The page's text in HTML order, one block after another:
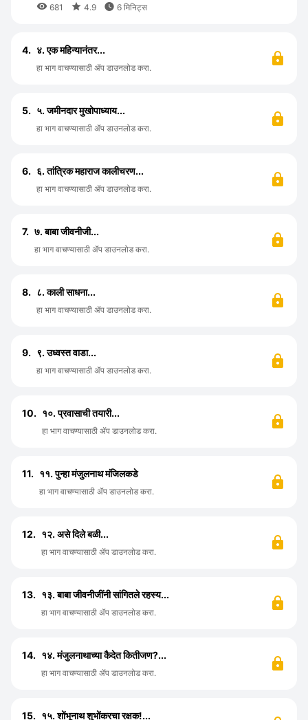
 681  4.9  6 मिनिट्स
4. ४. एक महिन्यानंतर...
हा भाग वाचण्यासाठी ॲप डाउनलोड करा.
5. ५. जमीनदार मुखोपाध्याय...
हा भाग वाचण्यासाठी ॲप डाउनलोड करा.
6. ६. तांत्रिक महाराज कालीचरण...
हा भाग वाचण्यासाठी ॲप डाउनलोड करा.
7. ७. बाबा जीवनीजी...
हा भाग वाचण्यासाठी ॲप डाउनलोड करा.
8. ८. काली साधना...
हा भाग वाचण्यासाठी ॲप डाउनलोड करा.
9. ९. उध्वस्त वाडा...
हा भाग वाचण्यासाठी ॲप डाउनलोड करा.
10. १०. प्रवासाची तयारी...
हा भाग वाचण्यासाठी ॲप डाउनलोड करा.
11. ११. पुन्हा मंजुलनाथ मंजिलकडे
हा भाग वाचण्यासाठी ॲप डाउनलोड करा.
12. १२. असे दिले बळी...
हा भाग वाचण्यासाठी ॲप डाउनलोड करा.
13. १३. बाबा जीवनीजींनी सांगितले रहस्य...
हा भाग वाचण्यासाठी ॲप डाउनलोड करा.
14. १४. मंजुलनाथाच्या कैदेत कितीजण?...
हा भाग वाचण्यासाठी ॲप डाउनलोड करा.
15. १५. शोंभूनाथ शुभोंकरचा रक्षक!...